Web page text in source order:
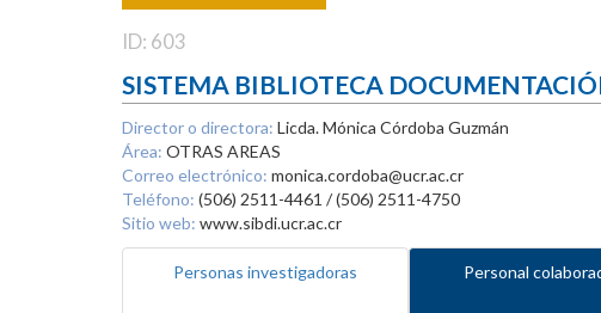
ID: 603
SISTEMA BIBLIOTECA
Director o directora: Licda. Mónica Córdoba Guzmán
Área: OTRAS AREAS
Correo electrónico: monica.cordoba@ucr.ac.cr
Teléfono: (506) 2511-4461 / (506) 2511-4750
Sitio web: www.sibdi.ucr.ac.cr
Personas investigadoras Personal